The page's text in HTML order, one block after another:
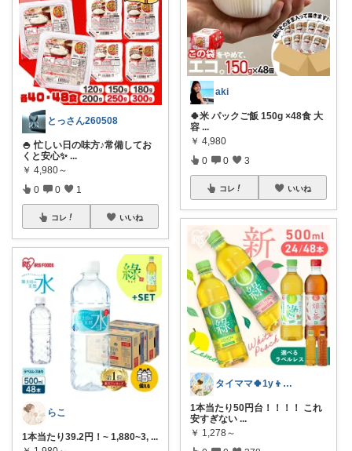
とっさん260508
🍚 忙しい日の味方♪常備してお
くと安心✨ ...
￥ 4,980～
0 0 1
コレ いいね
らこ
1本当たり39.2円！~ 1,880~3, ...
aki
🍀米 パックご飯 150g ×48食 大
容 ...
￥ 4,980
0 0 3
コレ いいね
タイママ🍀1y👦のママ
1本当たり50円台！！！！ これ
安すぎない ...
￥ 1,278～